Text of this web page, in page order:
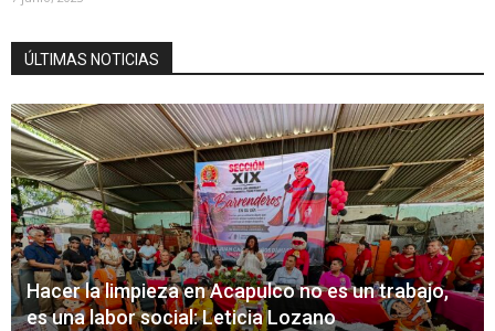
ÚLTIMAS NOTICIAS
Hacer la limpieza en Acapulco no es un trabajo,
es una labor social: Leticia Lozano